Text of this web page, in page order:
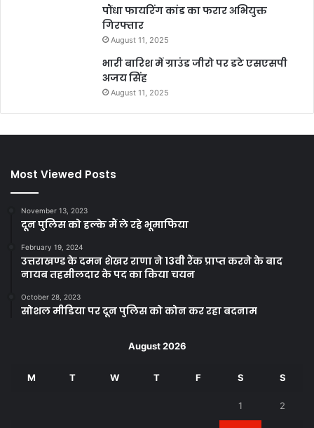
पौंधा फायरिंग कांड का फरार अभियुक्त
गिरफ्तार
August 11, 2025
भारी बारिश में ग्राउंड जीरो पर डटे एसएसपी
अजय सिंह
August 11, 2025
Most Viewed Posts
November 13, 2023
दून पुलिस को हल्के मैं ले रहे भूमाफिया
February 19, 2024
उत्तराखण्ड के दमन शेखर राणा ने 13वी रैंक प्राप्त करने के बाद
नायब तहसीलदार के पद का किया चयन
October 28, 2023
सोशल मीडिया पर दून पुलिस को कोन कर रहा बदनाम
August 2026
M T W T F S S
1 2